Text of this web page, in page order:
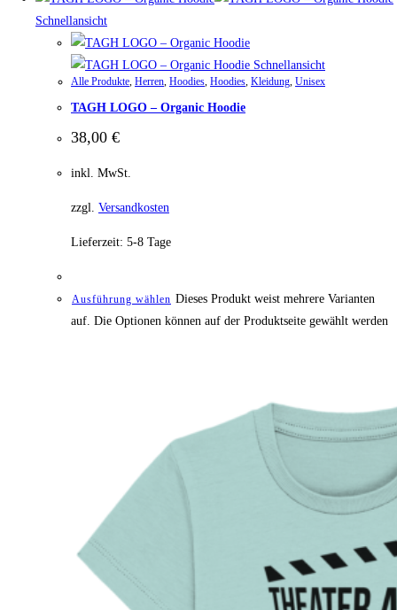
Schnellansicht
Schnellansicht
Alle Produkte, Herren, Hoodies, Hoodies, Kleidung, Unisex
TAGH LOGO – Organic Hoodie
38,00 €
inkl. MwSt.
zzgl. Versandkosten
Lieferzeit: 5-8 Tage
Ausführung wählen Dieses Produkt weist mehrere Varianten
auf. Die Optionen können auf der Produktseite gewählt werden